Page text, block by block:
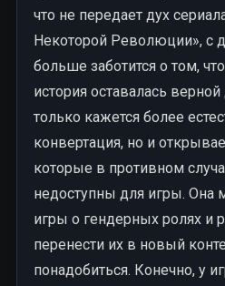
что не передает дух
Некоторой Революции», с
больше заботится о том,
история оставалась
только кажется более
конвертация, но и
которые в противном
недоступны для игры. Она
игры о гендерных ролях и
перенести их в новый
понадобиться. Конечно, у